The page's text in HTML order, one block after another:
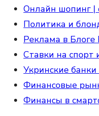
Онлайн шопинг |
Политика и
Реклама в Блоге
Ставки на спорт
Укринские
Финансовые
Финансы в